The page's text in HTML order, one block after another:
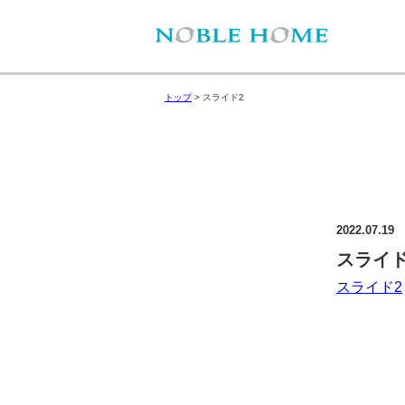
トップ> スライド2
2022.07.19
スライ
スライド2